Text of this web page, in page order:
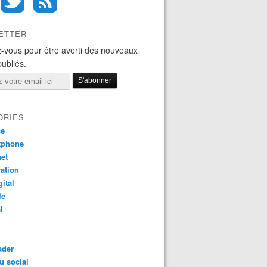
vous pour être averti des nouveaux
social